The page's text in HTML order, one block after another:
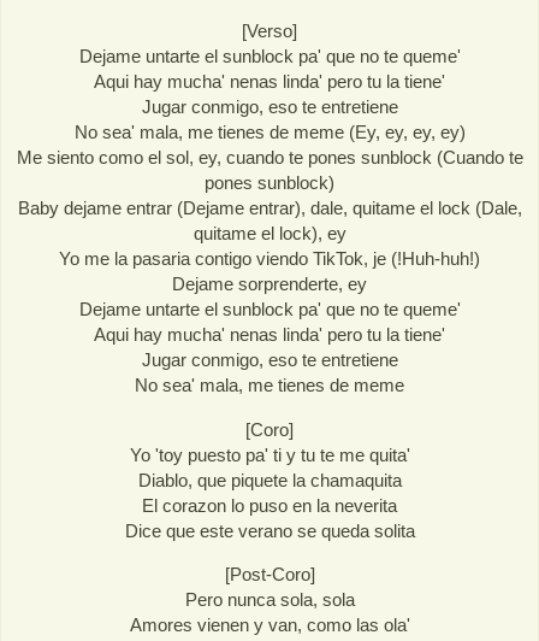
[Verso]
Dejame untarte el sunblock pa' que no te queme'
Aqui hay mucha' nenas linda' pero tu la tiene'
Jugar conmigo, eso te entretiene
No sea' mala, me tienes de meme (Ey, ey, ey, ey)
Me siento como el sol, ey, cuando te pones sunblock (Cuando te
pones sunblock)
Baby dejame entrar (Dejame entrar), dale, quitame el lock (Dale,
quitame el lock), ey
Yo me la pasaria contigo viendo TikTok, je (!Huh-huh!)
Dejame sorprenderte, ey
Dejame untarte el sunblock pa' que no te queme'
Aqui hay mucha' nenas linda' pero tu la tiene'
Jugar conmigo, eso te entretiene
No sea' mala, me tienes de meme
[Coro]
Yo 'toy puesto pa' ti y tu te me quita'
Diablo, que piquete la chamaquita
El corazon lo puso en la neverita
Dice que este verano se queda solita
[Post-Coro]
Pero nunca sola, sola
Amores vienen y van, como las ola'